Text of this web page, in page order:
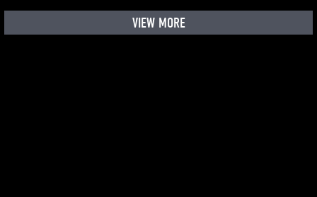
VIEW MORE